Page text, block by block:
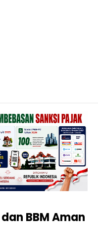
BBM Aman